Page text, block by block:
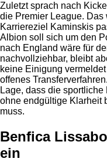
Zuletzt sprach nach
die Premier League. Das
Karriereziel Kaminskis
Albion soll sich um den
nach England wäre für
nachvollziehbar, bleibt
keine Einigung
offenes
Lage, dass die
ohne endgültige Klarheit
muss.
Benfica
ein